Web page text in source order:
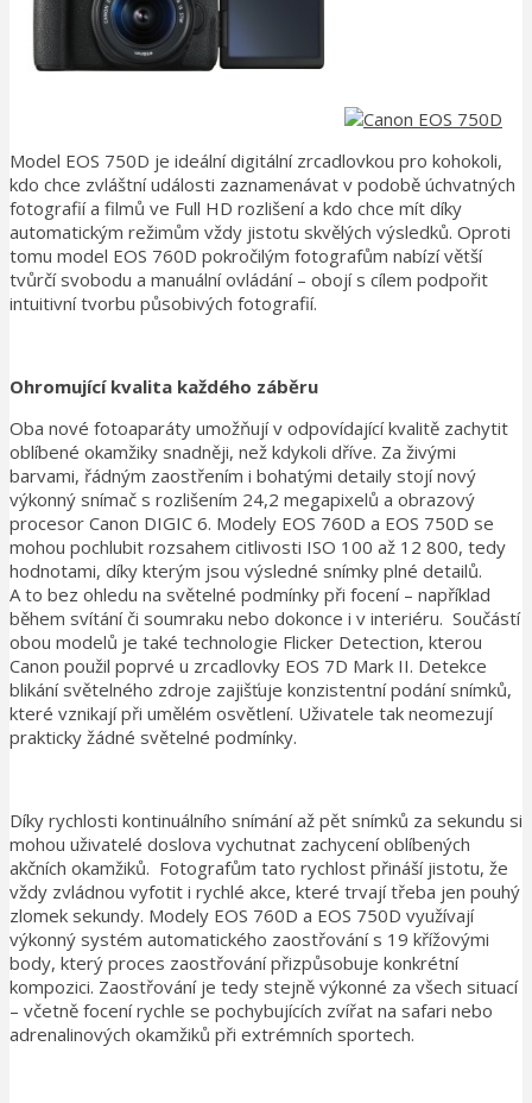
Model EOS 750D je ideální digitální zrcadlovkou pro kohokoli,
kdo chce zvláštní události zaznamenávat v podobě úchvatných
fotografií a filmů ve Full HD rozlišení a kdo chce mít díky
automatickým režimům vždy jistotu skvělých výsledků. Oproti
tomu model EOS 760D pokročilým fotografům nabízí větší
tvůrčí svobodu a manuální ovládání – obojí s cílem podpořit
intuitivní tvorbu působivých fotografií.
Ohromující kvalita každého záběru
Oba nové fotoaparáty umožňují v odpovídající kvalitě zachytit
oblíbené okamžiky snadněji, než kdykoli dříve. Za živými
barvami, řádným zaostřením i bohatými detaily stojí nový
výkonný snímač s rozlišením 24,2 megapixelů a obrazový
procesor Canon DIGIC 6. Modely EOS 760D a EOS 750D se
mohou pochlubit rozsahem citlivosti ISO 100 až 12 800, tedy
hodnotami, díky kterým jsou výsledné snímky plné detailů.
A to bez ohledu na světelné podmínky při focení – například
během svítání či soumraku nebo dokonce i v interiéru. Součástí
obou modelů je také technologie Flicker Detection, kterou
Canon použil poprvé u zrcadlovky EOS 7D Mark II. Detekce
blikání světelného zdroje zajišťuje konzistentní podání snímků,
které vznikají při umělém osvětlení. Uživatele tak neomezují
prakticky žádné světelné podmínky.
Díky rychlosti kontinuálního snímání až pět snímků za sekundu si
mohou uživatelé doslova vychutnat zachycení oblíbených
akčních okamžiků. Fotografům tato rychlost přináší jistotu, že
vždy zvládnou vyfotit i rychlé akce, které trvají třeba jen pouhý
zlomek sekundy. Modely EOS 760D a EOS 750D využívají
výkonný systém automatického zaostřování s 19 křížovými
body, který proces zaostřování přizpůsobuje konkrétní
kompozici. Zaostřování je tedy stejně výkonné za všech situací
– včetně focení rychle se pochybujících zvířat na safari nebo
adrenalinových okamžiků při extrémních sportech.